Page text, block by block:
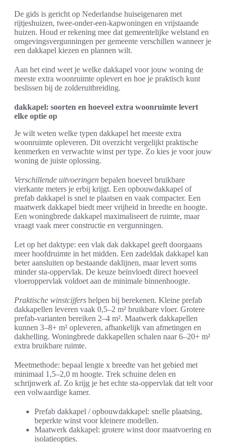
De gids is gericht op Nederlandse huiseigenaren met
rijtjeshuizen, twee-onder-een-kapwoningen en vrijstaande
huizen. Houd er rekening mee dat gemeentelijke welstand en
omgevingsvergunningen per gemeente verschillen wanneer je
een dakkapel kiezen en plannen wilt.
Aan het eind weet je welke dakkapel voor jouw woning de
meeste extra woonruimte oplevert en hoe je praktisch kunt
beslissen bij de zolderuitbreiding.
dakkapel: soorten en hoeveel extra woonruimte levert
elke optie op
Je wilt weten welke typen dakkapel het meeste extra
woonruimte opleveren. Dit overzicht vergelijkt praktische
kenmerken en verwachte winst per type. Zo kies je voor jouw
woning de juiste oplossing.
Verschillende uitvoeringen bepalen hoeveel bruikbare
vierkante meters je erbij krijgt. Een opbouwdakkapel of
prefab dakkapel is snel te plaatsen en vaak compacter. Een
maatwerk dakkapel biedt meer vrijheid in breedte en hoogte.
Een woningbrede dakkapel maximaliseert de ruimte, maar
vraagt vaak meer constructie en vergunningen.
Let op het daktype: een vlak dak dakkapel geeft doorgaans
meer hoofdruimte in het midden. Een zadeldak dakkapel kan
beter aansluiten op bestaande daklijnen, maar levert soms
minder sta-oppervlak. De keuze beïnvloedt direct hoeveel
vloeroppervlak voldoet aan de minimale binnenhoogte.
Praktische winstcijfers helpen bij berekenen. Kleine prefab
dakkapellen leveren vaak 0,5–2 m² bruikbare vloer. Grotere
prefab-varianten bereiken 2–4 m². Maatwerk dakkapellen
kunnen 3–8+ m² opleveren, afhankelijk van afmetingen en
dakhelling. Woningbrede dakkapellen schalen naar 6–20+ m²
extra bruikbare ruimte.
Meetmethode: bepaal lengte x breedte van het gebied met
minimaal 1,5–2,0 m hoogte. Trek schuine delen en
schrijnwerk af. Zo krijg je het echte sta-oppervlak dat telt voor
een volwaardige kamer.
Prefab dakkapel / opbouwdakkapel: snelle plaatsing,
beperkte winst voor kleinere modellen.
Maatwerk dakkapel: grotere winst door maatvoering en
isolatieopties.